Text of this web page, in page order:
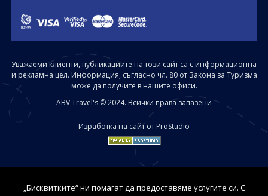
Уважаеми клиенти, публикациите на този сайт са с информационна
и рекламна цел. Информация, съгласно чл. 80 от Закона за Туризма
може да получите в нашите офиси.
ABV Travel's © 2024. Всички права запазени
Изработка на сайт от ProStudio
„Бисквитките“ ни помагат да предоставяме услугите си. С